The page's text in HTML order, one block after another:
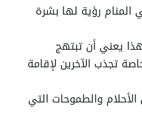
رؤية لها بشرة
يعني أن تبتهج
تجذب الآخرين لإقامة
والطموحات التي